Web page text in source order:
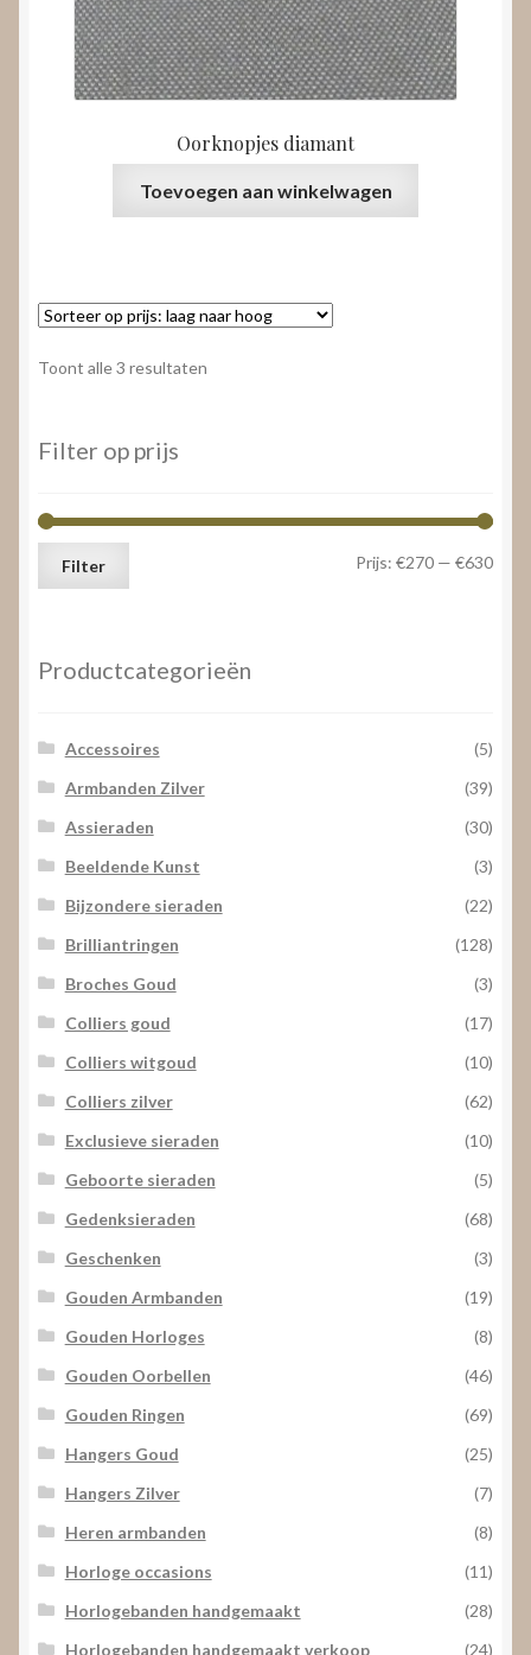
Oorknopjes diamant
Toevoegen aan winkelwagen
Toont alle 3 resultaten
Filter op prijs
Min.
Max.
Filter Prijs: €270 — €630
Productcategorieën
Accessoires
(5)
Armbanden Zilver
(39)
Assieraden
(30)
Beeldende Kunst
(3)
Bijzondere sieraden
(22)
Brilliantringen
(128)
Broches Goud
(3)
Colliers goud
(17)
Colliers witgoud
(10)
Colliers zilver
(62)
Exclusieve sieraden
(10)
Geboorte sieraden
(5)
Gedenksieraden
(68)
Geschenken
(3)
Gouden Armbanden
(19)
Gouden Horloges
(8)
Gouden Oorbellen
(46)
Gouden Ringen
(69)
Hangers Goud
(25)
Hangers Zilver
(7)
Heren armbanden
(8)
Horloge occasions
(11)
Horlogebanden handgemaakt
(28)
Horlogebanden handgemaakt verkoop
(24)